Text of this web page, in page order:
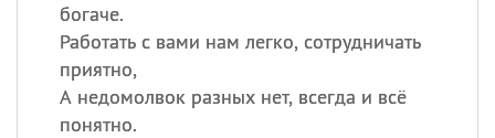
богаче.
Работать с вами нам легко, сотрудничать
приятно,
А недомолвок разных нет, всегда и всё
понятно.